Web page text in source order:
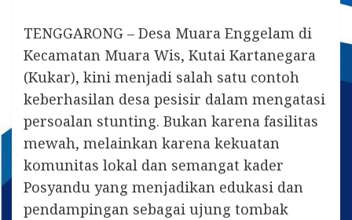
TENGGARONG – Desa Muara Enggelam di
Kecamatan Muara Wis, Kutai Kartanegara
(Kukar), kini menjadi salah satu contoh
keberhasilan desa pesisir dalam mengatasi
persoalan stunting. Bukan karena fasilitas
mewah, melainkan karena kekuatan
komunitas lokal dan semangat kader
Posyandu yang menjadikan edukasi dan
pendampingan sebagai ujung tombak